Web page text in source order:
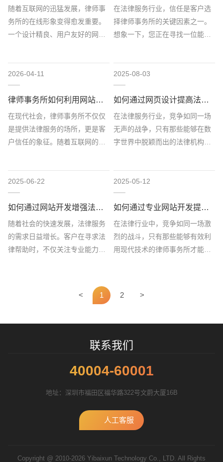
随着互联网的迅猛发展，律师事
务所的在线形象变得愈发重要。
一个设计精良、用户友好的网站
在法律服务行业，信任是客户选
择律师事务所的关键因素之一。
想象一下，您正在寻找一位能够
2026-04-11
律师事务所如何利用网站建设提升市场认知度
在现代社会，律师事务所不仅仅
是提供法律服务的场所，更是客
户信任的象征。随着互联网的发
2025-08-03
如何通过网页设计提高法律服务的在线可见性
在法律服务行业，竞争如同一场
无声的战争，只有那些能够在数
字世界中脱颖而出的法律机构，
2025-06-22
如何通过网站开发增强法律服务的客户体验
随着社会的快速发展，法律服务
的需求日益增长。客户在寻求法
律帮助时，不仅关注专业能力，
2025-05-12
如何通过专业网站开发提升律师事务所业务
在法律行业中，竞争如同一场激
烈的战斗，只有那些能够有效利
用现代技术的律师事务所才能在
< 1 2 >
联系我们
40004-60001
地址：深圳市福田区福华路322号文蔚大厦16B
人工客服
Copyright @ 2010-2026 Yibaixun Technology Co., LTD. All Rights